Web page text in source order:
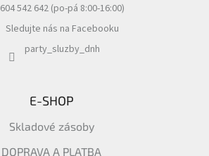
604 542 642 (po-pá 8:00-16:00)
Sledujte nás na Facebooku
party_sluzby_dnh
E-SHOP
Skladové zásoby
DOPRAVA A PLATBA